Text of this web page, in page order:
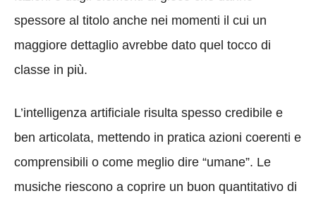
spessore al titolo anche nei momenti il cui un
maggiore dettaglio avrebbe dato quel tocco di
classe in più.
L’intelligenza artificiale risulta spesso credibile e
ben articolata, mettendo in pratica azioni coerenti e
comprensibili o come meglio dire “umane”. Le
musiche riescono a coprire un buon quantitativo di